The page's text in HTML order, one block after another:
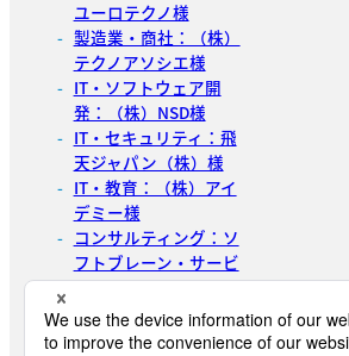
ユーロテクノ様
製造業・商社：（株）
テクノアソシエ様
IT・ソフトウェア開
発：（株）NSD様
IT・セキュリティ：飛
天ジャパン（株）様
IT・教育：（株）アイ
デミー様
コンサルティング：ソ
フトブレーン・サービ
ス（株）様
展示会主催：（株）イ
ノベント様